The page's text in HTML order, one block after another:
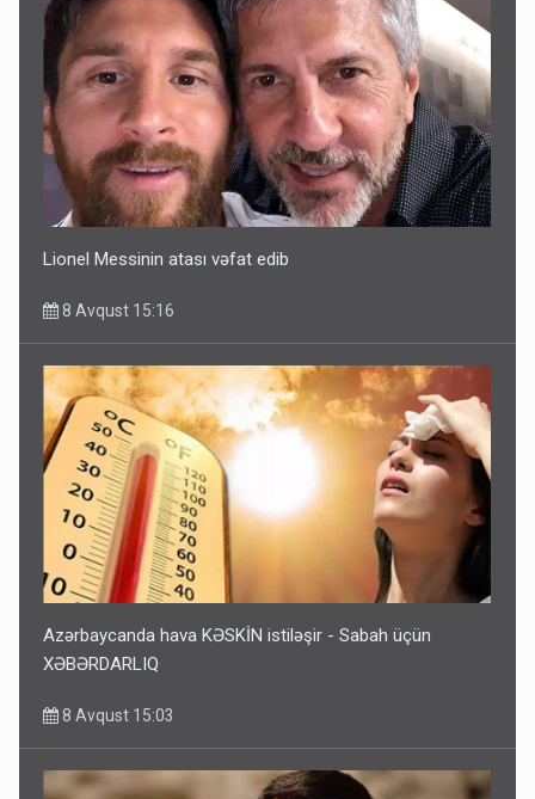
Lionel Messinin atası vəfat edib
8 Avqust 15:16
Azərbaycanda hava KƏSKİN istiləşir - Sabah üçün
XƏBƏRDARLIQ
8 Avqust 15:03